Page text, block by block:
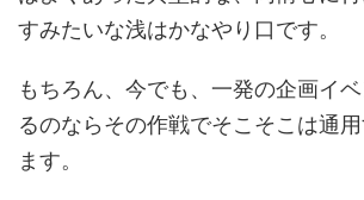
すみたいな浅はかなやり口です。
もちろん、今でも、一発の企画イ
るのならその作戦でそこそこは通
ます。